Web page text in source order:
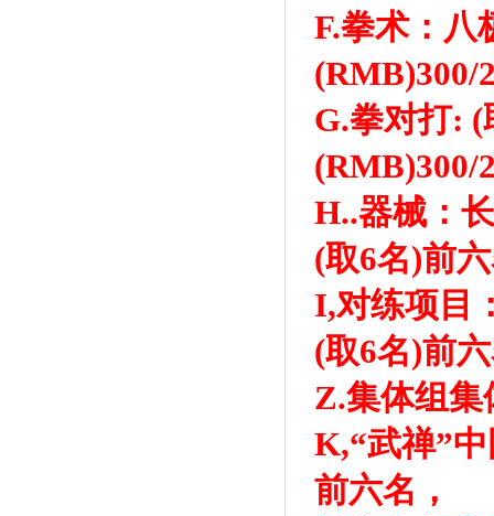
F.拳术：八
(RMB)300/
G.拳对打:
(RMB)300/
H..器械：
(取6名)前
I,对练项目
(取6名)前
Z.集体组集
K,“武禅”
前六名，